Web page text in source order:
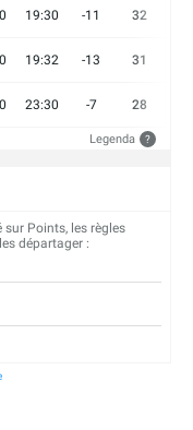
19:30 -11 32
19:32 -13 31
23:30 -7 28
Legenda ?
Points, les règles
départager :